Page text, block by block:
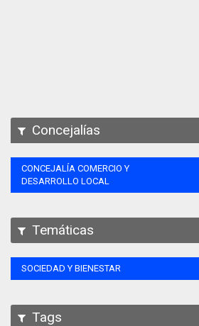
Concejalías
CONCEJALÍA COMERCIO Y
DESARROLLO LOCAL
Temáticas
SOCIEDAD Y BIENESTAR
Tags